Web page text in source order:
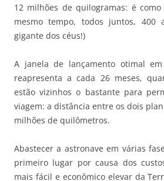
12 milhões de quilogramas: é
mesmo tempo, todos juntos, 400
gigante dos céus!)
A janela de lançamento otimal
reapresenta a cada 26 meses,
estão vizinhos o bastante para
viagem: a distância entre os dois
milhões de quilômetros.
Abastecer a astronave em várias
primeiro lugar por causa dos
mais fácil e econômico elevar da